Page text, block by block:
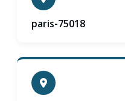
paris-75018